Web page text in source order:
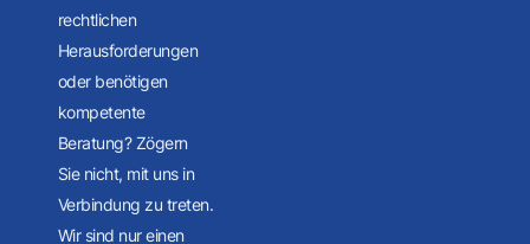
rechtlichen
Herausforderungen
oder benötigen
kompetente
Beratung? Zögern
Sie nicht, mit uns in
Verbindung zu treten.
Wir sind nur einen